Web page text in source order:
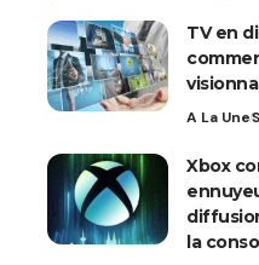
TV en
A La Une
Xbox
la